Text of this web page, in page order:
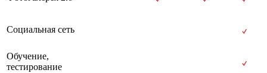
Социальная сеть
Обучение,
тестирование